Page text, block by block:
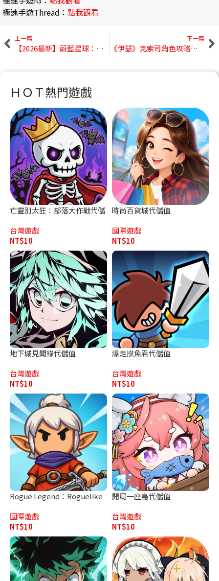
極速手遊Thread： 點我觀看
上一篇
【2026最新】蔚藍星球：國王很忙 禮包碼大全｜最新兌換碼、序號分享
下一篇
《伊瑟》克索司角色攻略｜面板分析、技能解析與PVP抽取建議
ＨＯＴ熱門遊戲
亡靈別太狂：部落大作戰代儲
台灣遊戲
NT$10
時尚百貨城代儲值
國際遊戲
NT$10
地下城見聞錄代儲值
台灣遊戲
NT$10
爆走摸魚君代儲值
台灣遊戲
NT$10
Rogue Legend：Roguelike
國際遊戲
NT$10
開局一座島代儲值
台灣遊戲
NT$10